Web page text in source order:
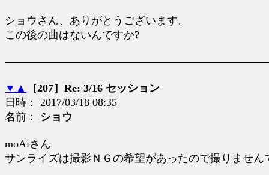
ショウさん、ありがとうございます。
この後の曲はないんですか?
▼ ▲
［207］Re: 3/16 セッション
日時： 2017/03/18 08:35
名前： ショウ
moAiさん
サンライズは撮影ＮＧの希望があったので撮りません